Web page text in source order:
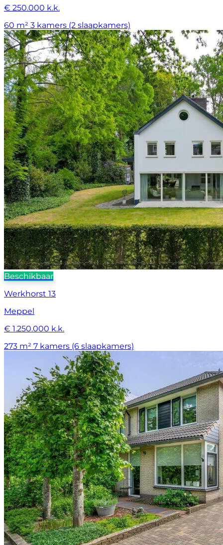
€ 250.000 k.k.
60 m² 3 kamers (2 slaapkamers)
Beschikbaar
Werkhorst 13
Meppel
€ 1.250.000 k.k.
273 m² 7 kamers (6 slaapkamers)